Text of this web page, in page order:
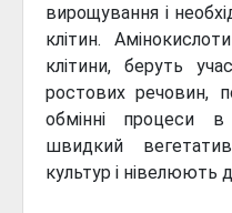
вирощування і
клітин.
клітини, беруть
ростових речовин,
обмінні процеси
швидкий
культур і нівелюють